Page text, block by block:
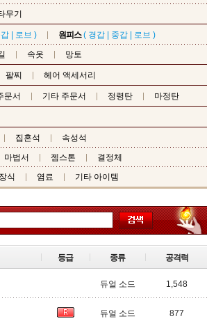
무기
로브 ) 원피스( 경갑 중갑 로브 )
속옷 망토
팔찌 헤어 액세서리
문서 기타 주문서 정령탄 마정탄
집혼석
속성석
마법서 젬스톤
결정체
식 염료 기타 아이템
등급 종류 공격력
듀얼 소드 1,548
듀얼 소드 877